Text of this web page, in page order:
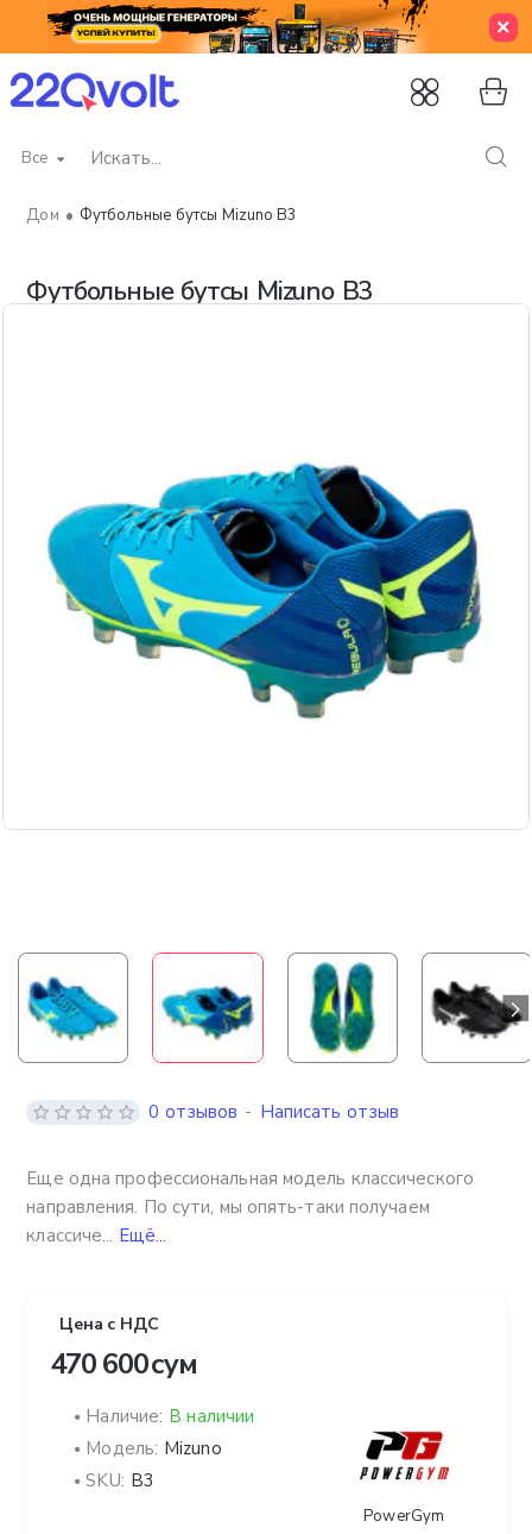
Все
Искать...
Футбольные бутсы Mizuno B3
Футбольные бутсы Mizuno B3
Еще одна профессиональная модель классического
направления. По сути, мы опять-таки получаем
классиче... Ещё...
0 отзывов - Написать отзыв
Цена с НДС
470 600 сум
Наличие: В наличии
Модель: Mizuno
SKU: B3
PowerGym